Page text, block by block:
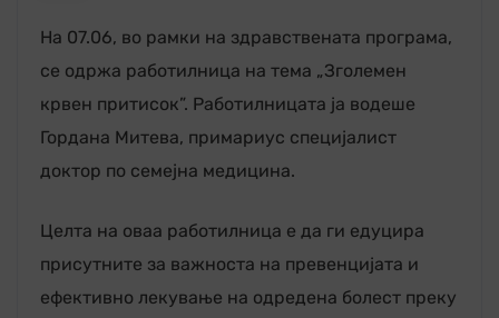
На 07.06, во рамки на здравствената програма,
се одржа работилница на тема „Зголемен
крвен притисок”. Работилницата ја водеше
Гордана Митева, примариус специјалист
доктор по семејна медицина.
Целта на оваа работилница е да ги едуцира
присутните за важноста на превенцијата и
ефективно лекување на одредена болест преку